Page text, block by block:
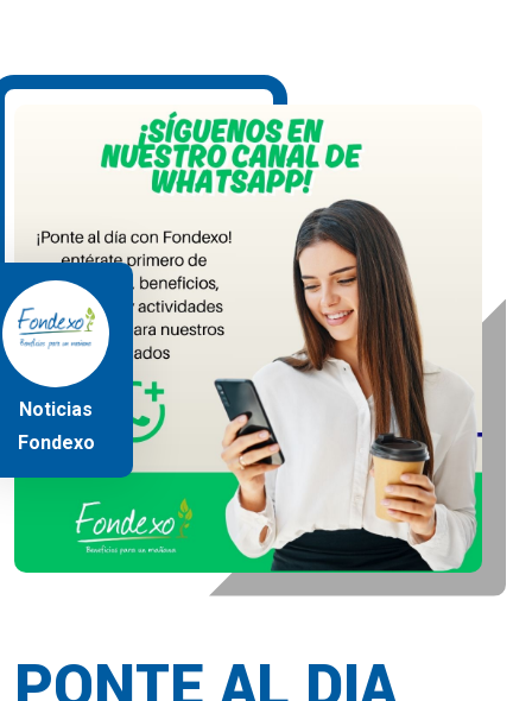
Noticias
Fondexo